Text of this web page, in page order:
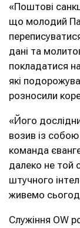
«Поштові
що молодий
дані та
покладатися
які
розносили
«Його
возив із
команда
далеко не той
штучного
живемо
Служіння OW